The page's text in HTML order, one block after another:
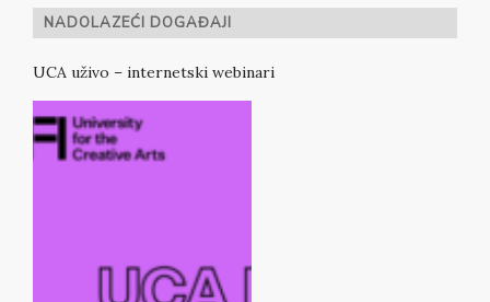
NADOLAZEĆI DOGAĐAJI
UCA uživo – internetski webinari